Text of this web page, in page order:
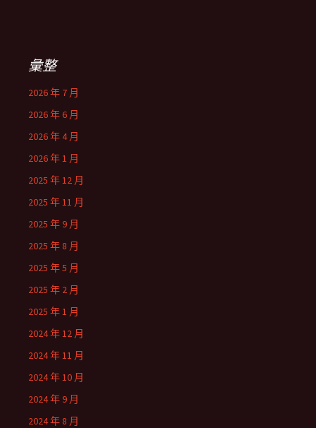
彙整
2026 年 7 月
2026 年 6 月
2026 年 4 月
2026 年 1 月
2025 年 12 月
2025 年 11 月
2025 年 9 月
2025 年 8 月
2025 年 5 月
2025 年 2 月
2025 年 1 月
2024 年 12 月
2024 年 11 月
2024 年 10 月
2024 年 9 月
2024 年 8 月